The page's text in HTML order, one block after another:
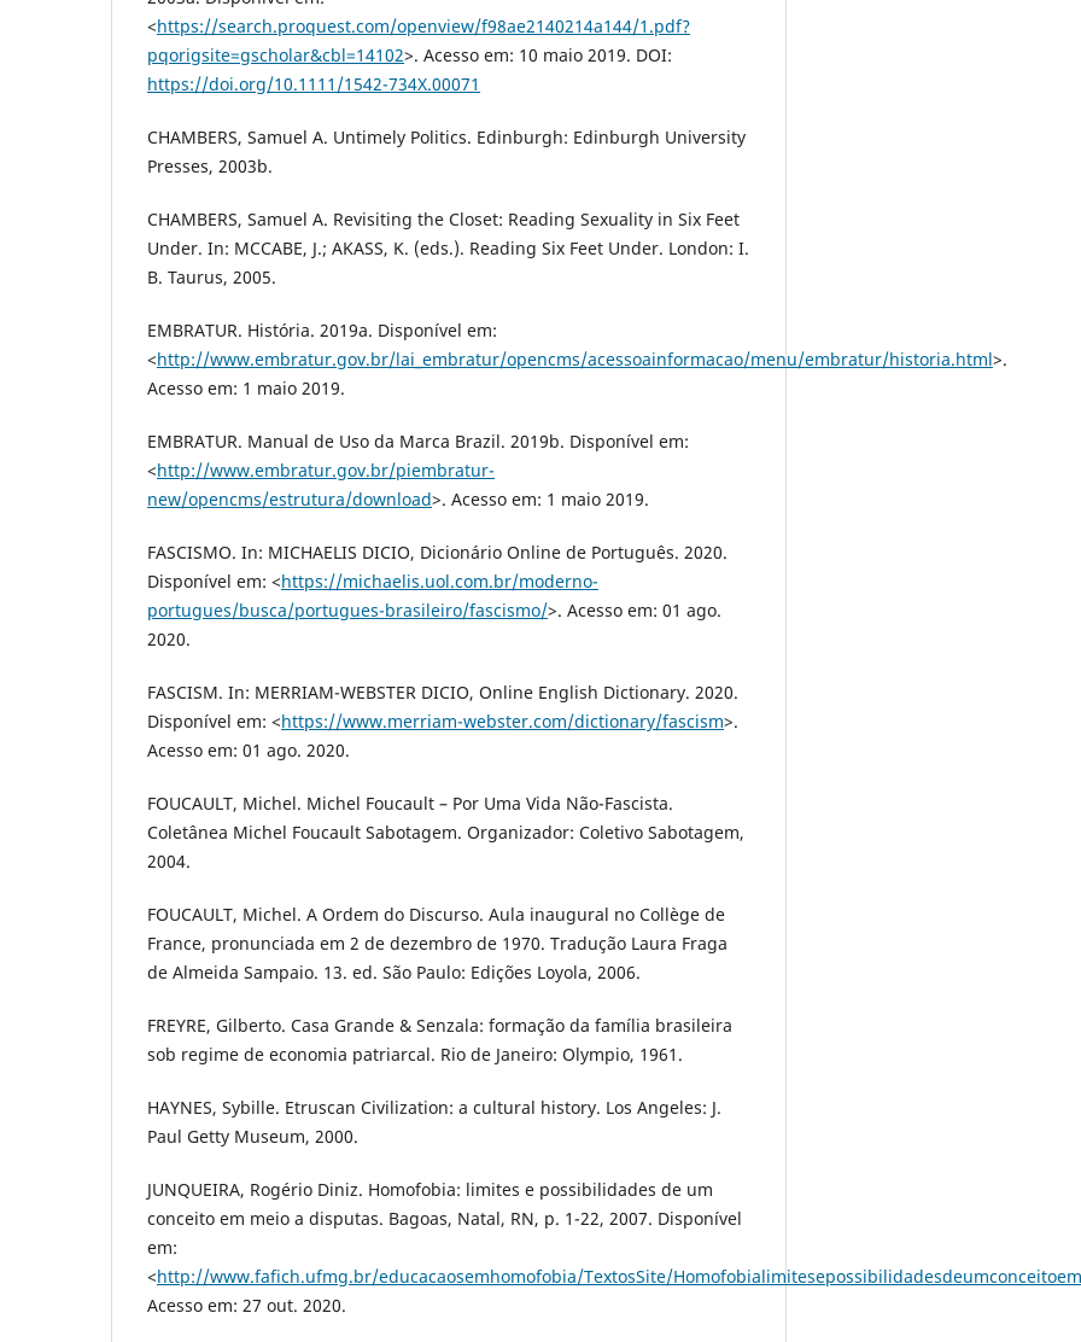
<https://search.proquest.com/openview/f98ae2140214a144/1.pdf?
pqorigsite=gscholar&cbl=14102>. Acesso em: 10 maio 2019. DOI:
https://doi.org/10.1111/1542-734X.00071
CHAMBERS, Samuel A. Untimely Politics. Edinburgh: Edinburgh University
Presses, 2003b.
CHAMBERS, Samuel A. Revisiting the Closet: Reading Sexuality in Six Feet
Under. In: MCCABE, J.; AKASS, K. (eds.). Reading Six Feet Under. London: I.
B. Taurus, 2005.
EMBRATUR. História. 2019a. Disponível em:
<http://www.embratur.gov.br/lai_embratur/opencms/acessoainformacao/menu/embratur/historia.html>.
Acesso em: 1 maio 2019.
EMBRATUR. Manual de Uso da Marca Brazil. 2019b. Disponível em:
<http://www.embratur.gov.br/piembratur-
new/opencms/estrutura/download>. Acesso em: 1 maio 2019.
FASCISMO. In: MICHAELIS DICIO, Dicionário Online de Português. 2020.
Disponível em: <https://michaelis.uol.com.br/moderno-
portugues/busca/portugues-brasileiro/fascismo/>. Acesso em: 01 ago.
2020.
FASCISM. In: MERRIAM-WEBSTER DICIO, Online English Dictionary. 2020.
Disponível em: <https://www.merriam-webster.com/dictionary/fascism>.
Acesso em: 01 ago. 2020.
FOUCAULT, Michel. Michel Foucault – Por Uma Vida Não-Fascista.
Coletânea Michel Foucault Sabotagem. Organizador: Coletivo Sabotagem,
2004.
FOUCAULT, Michel. A Ordem do Discurso. Aula inaugural no Collège de
France, pronunciada em 2 de dezembro de 1970. Tradução Laura Fraga
de Almeida Sampaio. 13. ed. São Paulo: Edições Loyola, 2006.
FREYRE, Gilberto. Casa Grande & Senzala: formação da família brasileira
sob regime de economia patriarcal. Rio de Janeiro: Olympio, 1961.
HAYNES, Sybille. Etruscan Civilization: a cultural history. Los Angeles: J.
Paul Getty Museum, 2000.
JUNQUEIRA, Rogério Diniz. Homofobia: limites e possibilidades de um
conceito em meio a disputas. Bagoas, Natal, RN, p. 1-22, 2007. Disponível
em:
<http://www.fafich.ufmg.br/educacaosemhomofobia/TextosSite/
Acesso em: 27 out. 2020.